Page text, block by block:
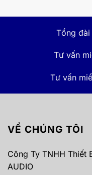
Tổng đài
Tư vấn
Tư vấn
VỀ CHÚNG TÔI
Công Ty TNHH Thiết
AUDIO